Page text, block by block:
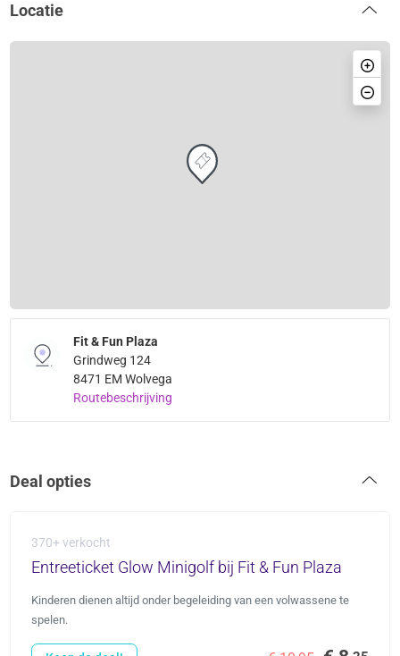
Locatie
Fit & Fun Plaza
Grindweg 124
8471 EM Wolvega
Routebeschrijving
Deal opties
370+ verkocht
Entreeticket Glow Minigolf bij Fit & Fun Plaza
Kinderen dienen altijd onder begeleiding van een volwassene te
spelen.